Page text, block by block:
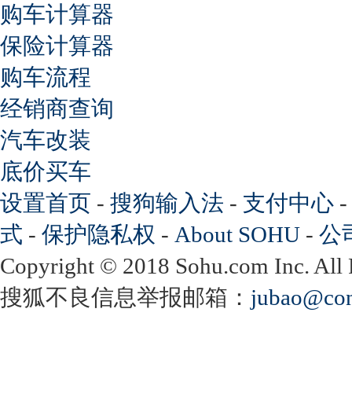
购车计算器
保险计算器
购车流程
经销商查询
汽车改装
底价买车
设置首页 - 搜狗输入法 - 支付中心 -
式 - 保护隐私权 - About SOHU - 公
Copyright © 2018 Sohu.com Inc.
搜狐不良信息举报邮箱：